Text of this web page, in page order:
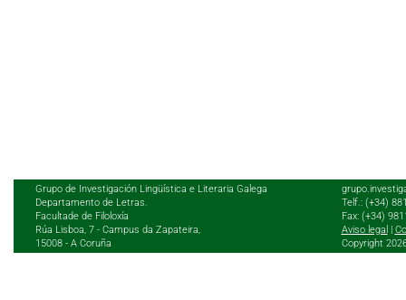
Grupo de Investigación Lingüística e Literaria Galega
Departamento de Letras.
Facultade de Filoloxía
Rúa Lisboa, 7 - Campus da Zapateira,
15008 - A Coruña
Telf.: (+34)
Fax: (+34)
Aviso legal
Copyright